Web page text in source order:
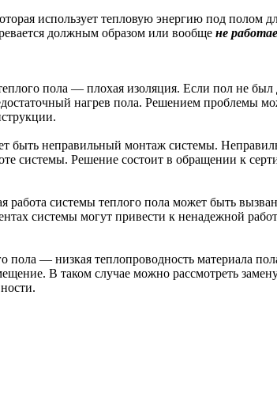
использует тепловую энергию под полом
должным образом или вообще не
пола — плохая изоляция. Если пол не
нагрев пола. Решением проблемы
быть неправильный монтаж системы.
системы. Решение состоит в обращении к
системы теплого пола может быть
системы могут привести к ненадежной
— низкая теплопроводность материала
В таком случае можно рассмотреть